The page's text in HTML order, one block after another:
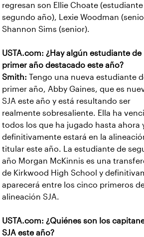
regresan son Ellie Choate
segundo año), Lexie Woodman
Shannon Sims (senior).
USTA.com: ¿Hay algún estudiante de
primer año destacado este año?
Smith: Tengo una nueva estudiante
primer año, Abby Gaines, que es
SJA este año y está resultando ser
realmente sobresaliente. Ella ha
todos los que ha jugado hasta ahora
definitivamente estará en la
titular este año. La estudiante de
año Morgan McKinnis es una
de Kirkwood High School y
aparecerá entre los cinco primeros
alineación SJA.
USTA.com: ¿Quiénes son los
SJA este año?